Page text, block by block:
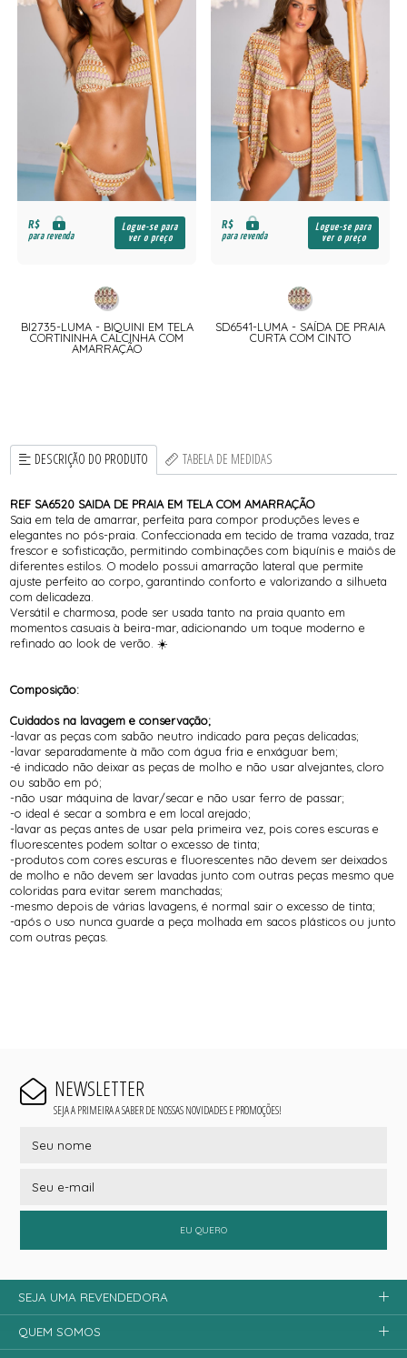
R$
para revenda
Logue-se para
ver o preço
BI2735-LUMA - BIQUINI EM TELA
CORTININHA CALCINHA COM
AMARRAÇÃO
R$
para revenda
Logue-se para
ver o preço
SD6541-LUMA - SAÍDA DE PRAIA
CURTA COM CINTO
DESCRIÇÃO DO PRODUTO TABELA DE MEDIDAS
REF SA6520 SAIDA DE PRAIA EM TELA COM AMARRAÇÃO
Saia em tela de amarrar, perfeita para compor produções leves e
elegantes no pós-praia. Confeccionada em tecido de trama vazada, traz
frescor e sofisticação, permitindo combinações com biquínis e maiôs de
diferentes estilos. O modelo possui amarração lateral que permite
ajuste perfeito ao corpo, garantindo conforto e valorizando a silhueta
com delicadeza.
Versátil e charmosa, pode ser usada tanto na praia quanto em
momentos casuais à beira-mar, adicionando um toque moderno e
refinado ao look de verão. ☀️
Composição:
Cuidados na lavagem e conservação;
-lavar as peças com sabão neutro indicado para peças delicadas;
-lavar separadamente à mão com água fria e enxáguar bem;
-é indicado não deixar as peças de molho e não usar alvejantes, cloro
ou sabão em pó;
-não usar máquina de lavar/secar e não usar ferro de passar;
-o ideal é secar a sombra e em local arejado;
-lavar as peças antes de usar pela primeira vez, pois cores escuras e
fluorescentes podem soltar o excesso de tinta;
-produtos com cores escuras e fluorescentes não devem ser deixados
de molho e não devem ser lavadas junto com outras peças mesmo que
coloridas para evitar serem manchadas;
-mesmo depois de várias lavagens, é normal sair o excesso de tinta;
-após o uso nunca guarde a peça molhada em sacos plásticos ou junto
com outras peças.
NEWSLETTER
SEJA A PRIMEIRA A SABER DE NOSSAS NOVIDADES E PROMOÇÕES!
EU QUERO
SEJA UMA REVENDEDORA
QUEM SOMOS